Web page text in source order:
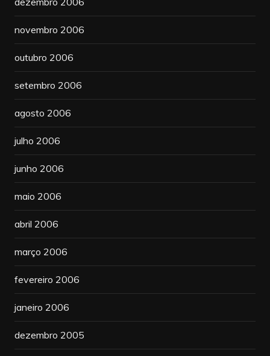
novembro 2006
outubro 2006
setembro 2006
agosto 2006
julho 2006
junho 2006
maio 2006
abril 2006
março 2006
fevereiro 2006
janeiro 2006
dezembro 2005